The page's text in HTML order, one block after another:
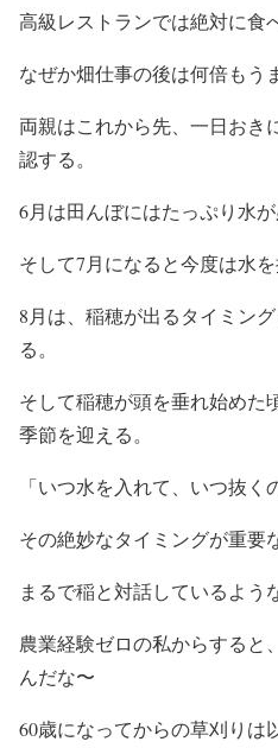
高級レストランでは絶対に食
なぜか畑仕事の後は何倍もう
両親はこれから先、一日おき
認する。
6月は田んぼにはたっぷり水が
そして7月になると今度は水を
8月は、稲穂が出るタイミン
る。
そして稲穂が頭を垂れ始めた
季節を迎える。
「いつ水を入れて、いつ抜く
その絶妙なタイミングが重要
まるで稲と対話しているよう
農業経験ゼロの私からすると
んだな〜
60歳になってからの草刈りは